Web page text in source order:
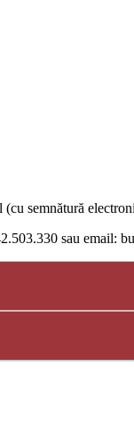
semnătură
sau email: